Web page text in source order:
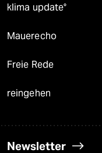
klima update°
Mauerecho
Freie Rede
reingehen
Newsletter